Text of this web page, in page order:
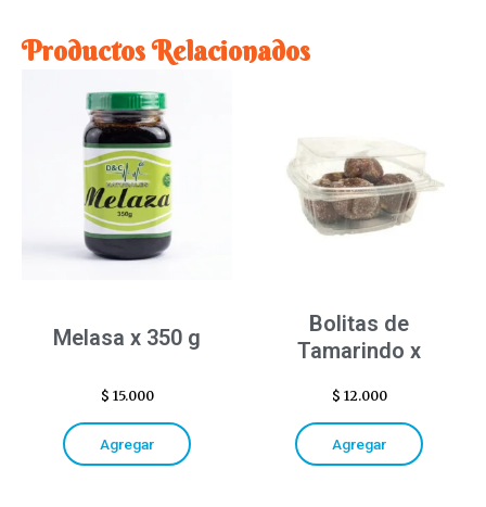
Productos Relacionados
Melasa x 350 g
$ 15.000
Agregar
Bolitas de
Tamarindo x
$ 12.000
Agregar